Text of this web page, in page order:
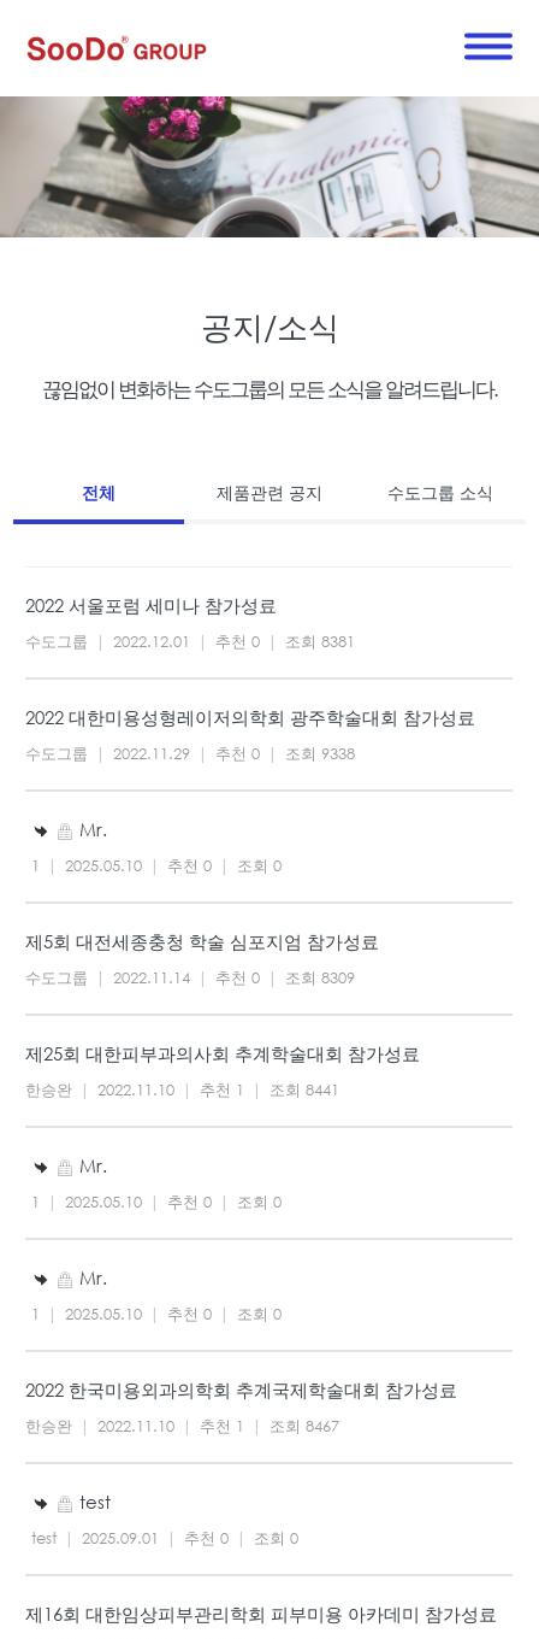
공지/소식
끊임없이 변화하는 수도그룹의 모든 소식을 알려드립니다.
전체 제품관련 공지 수도그룹 소식
2022 서울포럼 세미나 참가성료
수도그룹 | 2022.12.01 | 추천 0 | 조회 8381
2022 대한미용성형레이저의학회 광주학술대회 참가성료
수도그룹 | 2022.11.29 | 추천 0 | 조회 9338
Mr.
1 | 2025.05.10 | 추천 0 | 조회 0
제5회 대전세종충청 학술 심포지엄 참가성료
수도그룹 | 2022.11.14 | 추천 0 | 조회 8309
제25회 대한피부과의사회 추계학술대회 참가성료
한승완 | 2022.11.10 | 추천 1 | 조회 8441
Mr.
1 | 2025.05.10 | 추천 0 | 조회 0
Mr.
1 | 2025.05.10 | 추천 0 | 조회 0
2022 한국미용외과의학회 추계국제학술대회 참가성료
한승완 | 2022.11.10 | 추천 1 | 조회 8467
test
test | 2025.09.01 | 추천 0 | 조회 0
제16회 대한임상피부관리학회 피부미용 아카데미 참가성료